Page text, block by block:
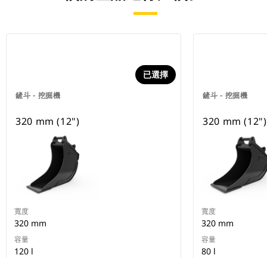
鏟斗 - 挖掘機
已選擇
320 mm (12")
寬度
320 mm
容量
120 l
鏟斗 - 挖掘機
320 mm (12")
寬度
320 mm
容量
80 l